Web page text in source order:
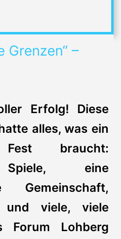
Grenzen“ –
Erfolg! Diese
alles, was ein
Fest braucht:
eine
Gemeinschaft,
und viele, viele
Forum Lohberg